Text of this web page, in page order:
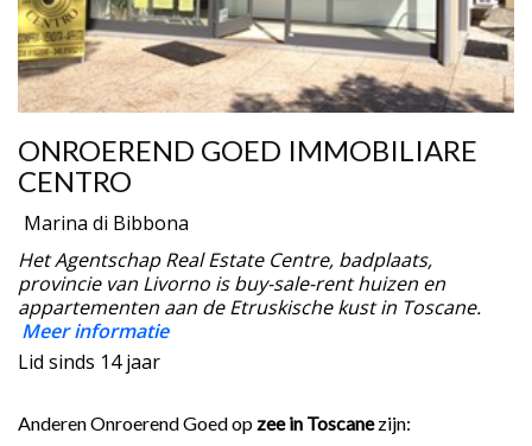
ONROEREND GOED IMMOBILIARE
CENTRO
Marina di Bibbona
Het Agentschap Real Estate Centre, badplaats,
provincie van Livorno is buy-sale-rent huizen en
appartementen aan de Etruskische kust in Toscane.
Meer informatie
Lid sinds 14 jaar
Anderen Onroerend Goed op zee in Toscanezijn: